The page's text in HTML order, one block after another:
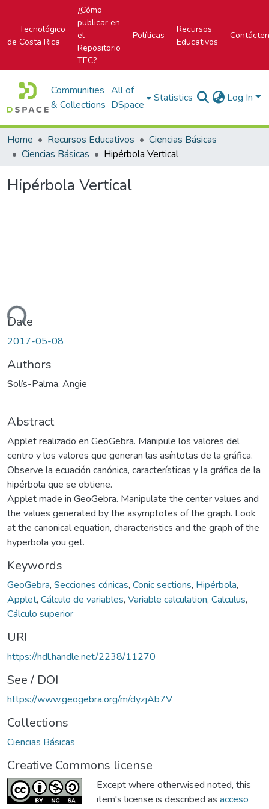
Tecnológico
de Costa Rica
¿Cómo
publicar en
el
Repositorio
TEC?
Políticas
Recursos
Educativos
Communities
& Collections
All of
DSpace
Statistics Log In
Home Recursos Educativos
Ciencias Básicas
Ciencias Básicas
Hipérbola Vertical
Hipérbola Vertical
Date
2017-05-08
Authors
Solís-Palma, Angie
Abstract
Applet realizado en GeoGebra. Manipule los valores del
centro y los valores que generan las asíntotas de la gráfica.
Observe la ecuación canónica, características y la gráfica de la
hipérbola que se obtiene.
Applet made in GeoGebra. Manipulate the center values ​​and
the values ​​generated by the asymptotes of the graph. Look
at the canonical equation, characteristics and the graph of the
hyperbola you get.
Keywords
GeoGebra, Secciones cónicas, Conic sections, Hipérbola,
Applet, Cálculo de variables, Variable calculation, Calculus,
Cálculo superior
URI
https://hdl.handle.net/2238/11270
See / DOI
https://www.geogebra.org/m/dyzjAb7V
Collections
Ciencias Básicas
Creative Commons license
Except where otherwised noted, this
item's license is described as acceso